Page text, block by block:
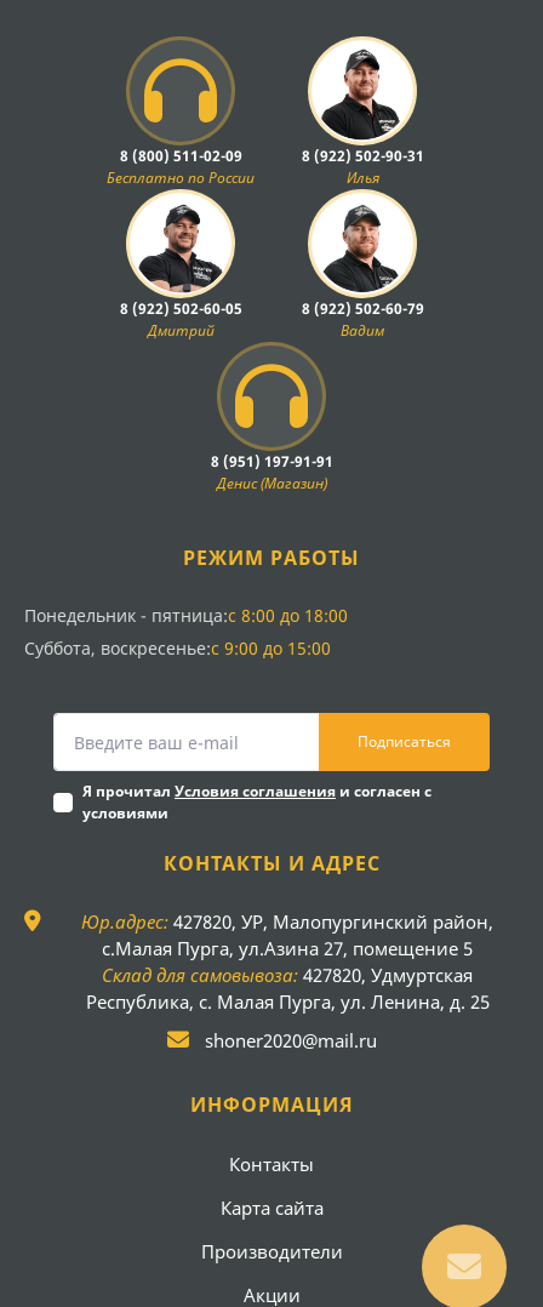
8 (800) 511-02-09
Бесплатно по России
8 (922) 502-90-31
Илья
8 (922) 502-60-05
Дмитрий
8 (922) 502-60-79
Вадим
8 (951) 197-91-91
Денис (Магазин)
РЕЖИМ РАБОТЫ
Понедельник - пятница:с 8:00 до 18:00
Суббота, воскресенье:с 9:00 до 15:00
Подписаться
Я прочитал Условия соглашения и согласен с
условиями
КОНТАКТЫ И АДРЕС
Юр.адрес: 427820, УР, Малопургинский район,
с.Малая Пурга, ул.Азина 27, помещение 5
Склад для самовывоза: 427820, Удмуртская
Республика, с. Малая Пурга, ул. Ленина, д. 25
shoner2020@mail.ru
ИНФОРМАЦИЯ
Контакты
Карта сайта
Производители
Акции